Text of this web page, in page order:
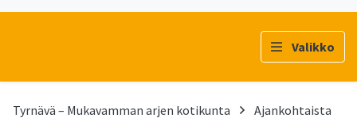
Valikko
Tyrnävä – Mukavamman arjen kotikunta
Ajankohtaista